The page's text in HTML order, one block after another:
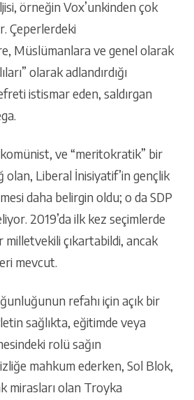
örneğin Vox’unkinden çok
Çeperlerdeki
Müslümanlara ve genel olarak
olarak adlandırdığı
istismar eden, saldırgan
ve “meritokratik” bir
Liberal İnisiyatif’in gençlik
daha belirgin oldu; o da SDP
2019’da ilk kez seçimlerde
milletvekili çıkartabildi, ancak
mevcut.
refahı için açık bir
sağlıkta, eğitimde veya
rolü sağın
mahkum ederken, Sol Blok,
mirasları olan Troyka